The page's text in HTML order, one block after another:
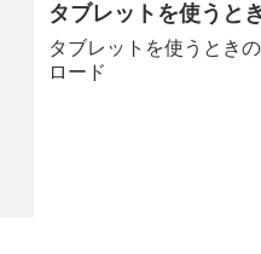
タブレットを使うと
タブレットを使うとき
ロード